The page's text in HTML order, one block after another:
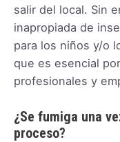
salir del local. Sin
inapropiada de
para los niños y/o
que es esencial
profesionales y
¿Se fumiga una
proceso?